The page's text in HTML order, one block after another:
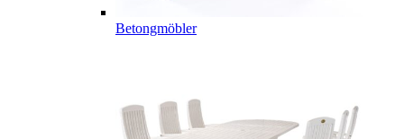
Betongmöbler